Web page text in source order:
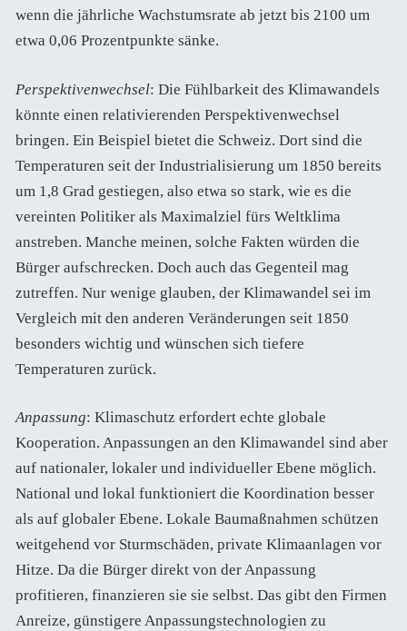
wenn die jährliche Wachstumsrate ab jetzt bis 2100 um
etwa 0,06 Prozentpunkte sänke.
Perspektivenwechsel: Die Fühlbarkeit des Klimawandels
könnte einen relativierenden Perspektivenwechsel
bringen. Ein Beispiel bietet die Schweiz. Dort sind die
Temperaturen seit der Industrialisierung um 1850 bereits
um 1,8 Grad gestiegen, also etwa so stark, wie es die
vereinten Politiker als Maximalziel fürs Weltklima
anstreben. Manche meinen, solche Fakten würden die
Bürger aufschrecken. Doch auch das Gegenteil mag
zutreffen. Nur wenige glauben, der Klimawandel sei im
Vergleich mit den anderen Veränderungen seit 1850
besonders wichtig und wünschen sich tiefere
Temperaturen zurück.
Anpassung: Klimaschutz erfordert echte globale
Kooperation. Anpassungen an den Klimawandel sind aber
auf nationaler, lokaler und individueller Ebene möglich.
National und lokal funktioniert die Koordination besser
als auf globaler Ebene. Lokale Baumaßnahmen schützen
weitgehend vor Sturmschäden, private Klimaanlagen vor
Hitze. Da die Bürger direkt von der Anpassung
profitieren, finanzieren sie sie selbst. Das gibt den Firmen
Anreize, günstigere Anpassungstechnologien zu